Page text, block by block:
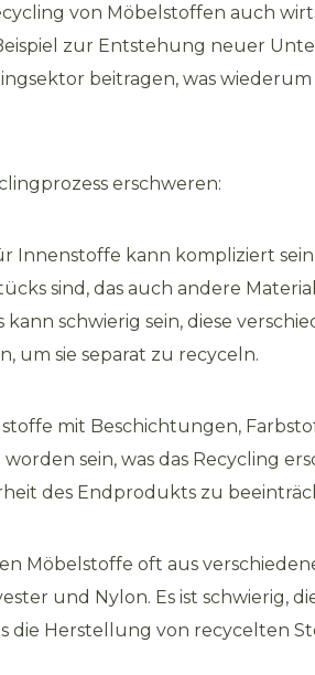
von Möbelstoffen auch
zur Entstehung neuer
beitragen, was
erschweren:
Innenstoffe kann kompliziert
sind, das auch andere
schwierig sein, diese
um sie separat zu recyceln.
mit Beschichtungen,
sein, was das Recycling
des Endprodukts zu
Möbelstoffe oft aus
und Nylon. Es ist schwierig,
die Herstellung von recycelten